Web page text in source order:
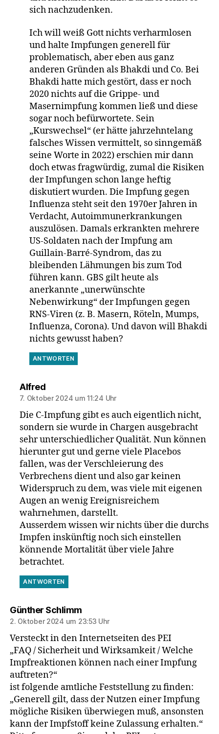
sich nachzudenken.
Ich will weiß Gott nichts verharmlosen
und halte Impfungen generell für
problematisch, aber eben aus ganz
anderen Gründen als Bhakdi und Co. Bei
Bhakdi hatte mich gestört, dass er noch
2020 nichts auf die Grippe- und
Masernimpfung kommen ließ und diese
sogar noch befürwortete. Sein
„Kurswechsel“ (er hätte jahrzehntelang
falsches Wissen vermittelt, so sinngemäß
seine Worte in 2022) erschien mir dann
doch etwas fragwürdig, zumal die Risiken
der Impfungen schon lange heftig
diskutiert wurden. Die Impfung gegen
Influenza steht seit den 1970er Jahren in
Verdacht, Autoimmunerkrankungen
auszulösen. Damals erkrankten mehrere
US-Soldaten nach der Impfung am
Guillain-Barré-Syndrom, das zu
bleibenden Lähmungen bis zum Tod
führen kann. GBS gilt heute als
anerkannte „unerwünschte
Nebenwirkung“ der Impfungen gegen
RNS-Viren (z. B. Masern, Röteln, Mumps,
Influenza, Corona). Und davon will Bhakdi
nichts gewusst haben?
ANTWORTEN
Alfredsagt:
7. Oktober 2024 um 11:24 Uhr
Die C-Impfung gibt es auch eigentlich nicht,
sondern sie wurde in Chargen ausgebracht
sehr unterschiedlicher Qualität. Nun können
hierunter gut und gerne viele Placebos
fallen, was der Verschleierung des
Verbrechens dient und also gar keinen
Widerspruch zu dem, was viele mit eigenen
Augen an wenig Ereignisreichem
wahrnehmen, darstellt.
Ausserdem wissen wir nichts über die durchs
Impfen inskünftig noch sich einstellen
könnende Mortalität über viele Jahre
betrachtet.
ANTWORTEN
Günther Schlimmsagt:
2. Oktober 2024 um 23:53 Uhr
Versteckt in den Internetseiten des PEI
„FAQ / Sicherheit und Wirksamkeit / Welche
Impfreaktionen können nach einer Impfung
auftreten?“
ist folgende amtliche Feststellung zu finden:
„Generell gilt, dass der Nutzen einer Impfung
mögliche Risiken überwiegen muß, ansonsten
kann der Impfstoff keine Zulassung erhalten.“